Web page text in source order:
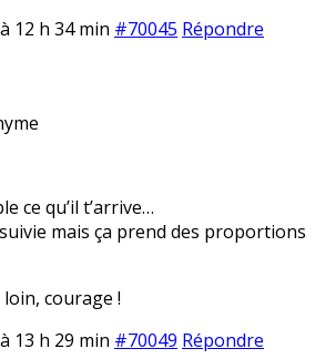
12 h 34 min #70045 Répondre
ce qu’il t’arrive…
mais ça prend des proportions
courage !
13 h 29 min #70049 Répondre